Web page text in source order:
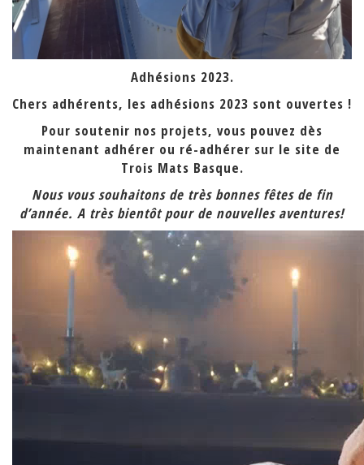
Adhésions 2023.
Chers adhérents, les adhésions 2023 sont ouvertes !
Pour soutenir nos projets, vous pouvez dès
maintenant adhérer ou ré-adhérer sur le site de
Trois Mats Basque.
Nous vous souhaitons de très bonnes fêtes de fin
d’année. A très bientôt pour de nouvelles aventures!